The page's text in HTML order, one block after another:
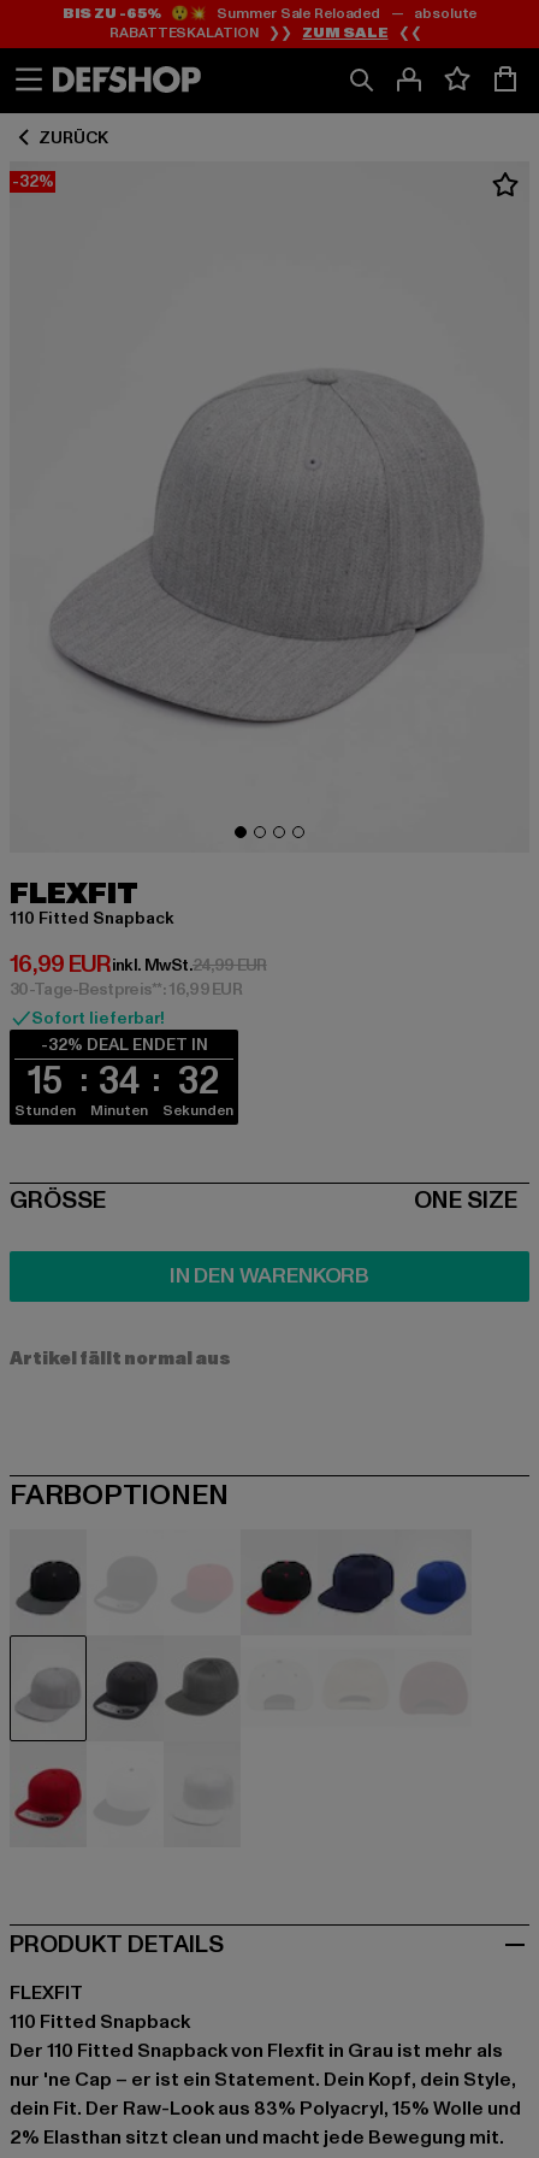
Zum
Inhalt
springen
Zum
Fußzeile
springen
BIS ZU -65%😲💥 Summer Sale Reloaded — absolute
RABATTESKALATION ❯❯ ZUM SALE ❮❮
ZURÜCK
-32%
FLEXFIT
110 Fitted Snapback
16,99 EUR
Derzeitiger Preis: 16,99 EUR
inkl. MwSt.24,99 EURAktionspreis: 24,99 EUR
30-Tage-Bestpreis**: 16,99 EUR
Sofort lieferbar!
-32% DEAL ENDET IN
15
Stunden
34
Minuten
32
Sekunden
SIZE
GRÖSSE ONE SIZE
IN DEN WARENKORB
Artikel fällt normal aus
FARBOPTIONEN
PRODUKT DETAILS
FLEXFIT
110 Fitted Snapback
Der 110 Fitted Snapback von Flexfit in Grau ist mehr als
nur 'ne Cap – er ist ein Statement. Dein Kopf, dein Style,
dein Fit. Der Raw-Look aus 83% Polyacryl, 15% Wolle und
2% Elasthan sitzt clean und macht jede Bewegung mit.